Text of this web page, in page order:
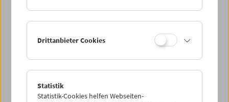
Sa 5.7.
PROGRAMM ÜBERBLICK
Drittanbieter Cookies
Statistik
Statistik-Cookies helfen Webseiten-